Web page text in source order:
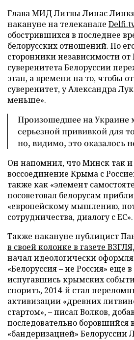
Глава МИД Литвы Линас
накануне на телеканале
обострившихся в последнее
белорусских отношений. По
сторонники независимости от
суверенитета Белоруссии
этап, а времени на то, чтобы
суверенитет, у Александра
меньше».
Произошедшее на Украине
серьезной прививкой для
но, видимо, это оказалось
Он напомнил, что Минск так
воссоединение Крыма с
также как «элемент
посоветовал белорусам
«европейскому мышлению,
сотрудничества, диалогу с ЕС».
Также накануне публицист
в своей колонке в газете
начал идеологически
«Белоруссия – не Россия» еще в
испугавшись крымских
спорить, 2014-й стал
активизации «древних
стартом», – писал Волков,
последовательно боровшийся
«бандеризацией» Белоруссии